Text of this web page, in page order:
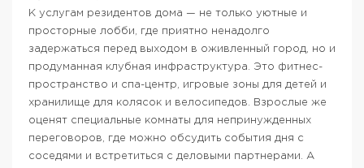
К услугам резидентов дома — не только уютные и
просторные лобби, где приятно ненадолго
задержаться перед выходом в оживленный город, но и
продуманная клубная инфраструктура. Это фитнес-
пространство и спа-центр, игровые зоны для детей и
хранилище для колясок и велосипедов. Взрослые же
оценят специальные комнаты для непринужденных
переговоров, где можно обсудить события дня с
соседями и встретиться с деловыми партнерами. А